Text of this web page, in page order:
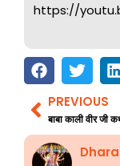
https://
Prev
PREVIOUS
बाबा काली वीर जी